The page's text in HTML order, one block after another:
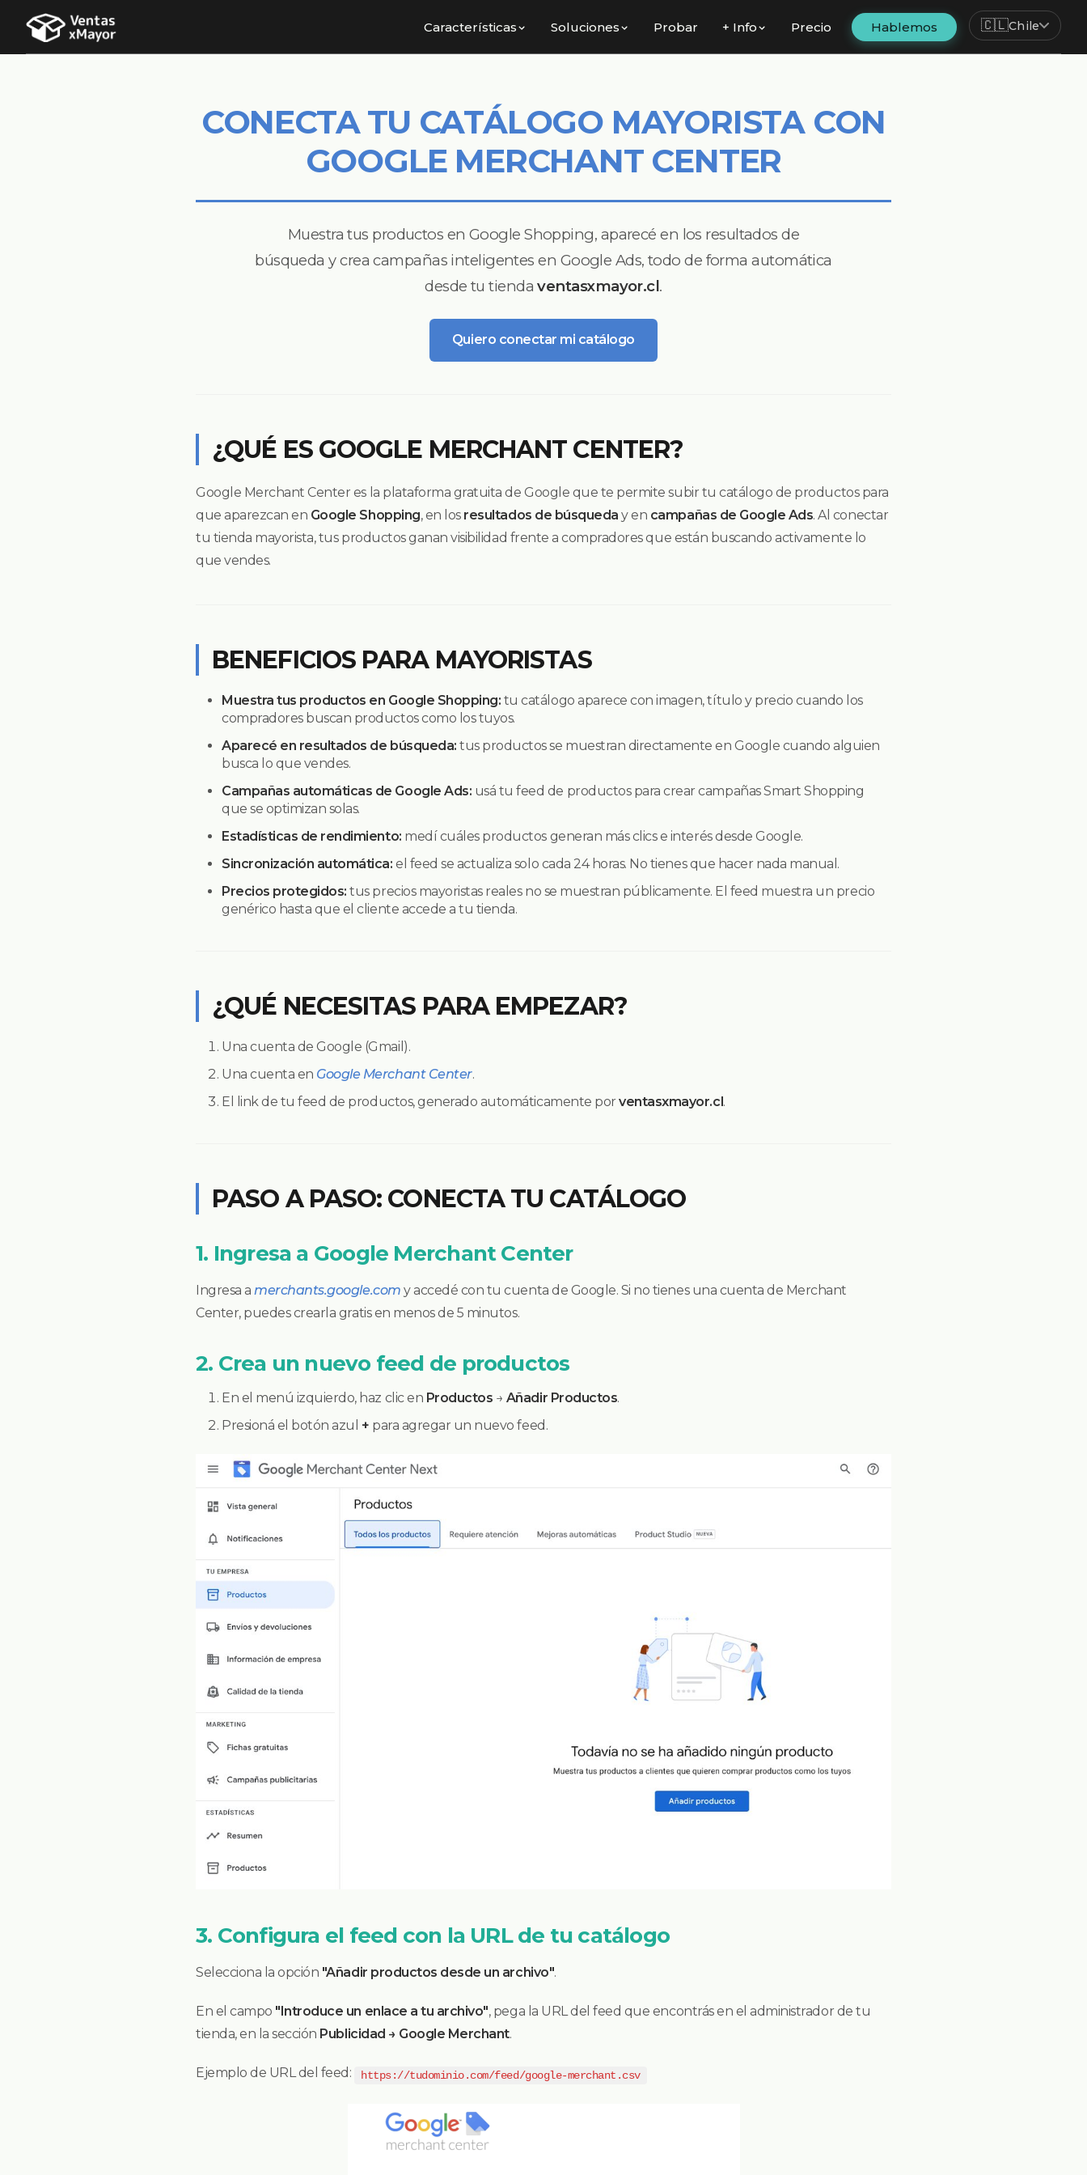
Características Soluciones Probar + Info Precio Hablemos 🇨🇱Chile
CONECTA TU CATÁLOGO MAYORISTA CON
GOOGLE MERCHANT CENTER
Muestra tus productos en Google Shopping, aparecé en los resultados de
búsqueda y crea campañas inteligentes en Google Ads, todo de forma automática
desde tu tiendaventasxmayor.cl.
Quiero conectar mi catálogo
¿QUÉ ES GOOGLE MERCHANT CENTER?
Google Merchant Center es la plataforma gratuita de Google que te permite subir tu catálogo de productos para
que aparezcan en Google Shopping, en los resultados de búsqueda y en campañas de Google Ads. Al conectar
tu tienda mayorista, tus productos ganan visibilidad frente a compradores que están buscando activamente lo
que vendes.
BENEFICIOS PARA MAYORISTAS
Muestra tus productos en Google Shopping: tu catálogo aparece con imagen, título y precio cuando los
compradores buscan productos como los tuyos.
Aparecé en resultados de búsqueda: tus productos se muestran directamente en Google cuando alguien
busca lo que vendes.
Campañas automáticas de Google Ads: usá tu feed de productos para crear campañas Smart Shopping
que se optimizan solas.
Estadísticas de rendimiento: medí cuáles productos generan más clics e interés desde Google.
Sincronización automática: el feed se actualiza solo cada 24 horas. No tienes que hacer nada manual.
Precios protegidos: tus precios mayoristas reales no se muestran públicamente. El feed muestra un precio
genérico hasta que el cliente accede a tu tienda.
¿QUÉ NECESITAS PARA EMPEZAR?
Una cuenta de Google (Gmail).
Una cuenta en Google Merchant Center.
El link de tu feed de productos, generado automáticamente porventasxmayor.cl.
PASO A PASO: CONECTA TU CATÁLOGO
1. Ingresa a Google Merchant Center
Ingresa amerchants.google.com y accedé con tu cuenta de Google. Si no tienes una cuenta de Merchant
Center, puedes crearla gratis en menos de 5 minutos.
2. Crea un nuevo feed de productos
En el menú izquierdo, haz clic en Productos → Añadir Productos.
Presioná el botón azul + para agregar un nuevo feed.
3. Configura el feed con la URL de tu catálogo
Selecciona la opción "Añadir productos desde un archivo".
En el campo "Introduce un enlace a tu archivo", pega la URL del feed que encontrás en el administrador de tu
tienda, en la sección Publicidad → Google Merchant.
Ejemplo de URL del feed: https://tudominio.com/feed/google-merchant.csv